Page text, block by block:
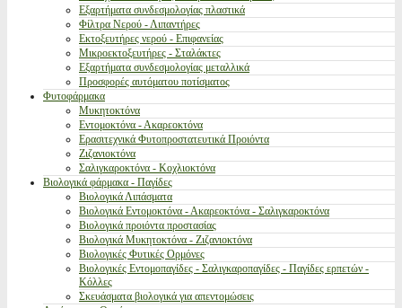
Εξαρτήματα συνδεσμολογίας πλαστικά
Φίλτρα Νερού - Λιπαντήρες
Εκτοξευτήρες νερού - Επιφανείας
Μικροεκτοξευτήρες - Σταλάκτες
Εξαρτήματα συνδεσμολογίας μεταλλικά
Προσφορές αυτόματου ποτίσματος
Φυτοφάρμακα
Μυκητοκτόνα
Εντομοκτόνα - Ακαρεοκτόνα
Ερασιτεχνικά Φυτοπροστατευτικά Προιόντα
Ζιζανιοκτόνα
Σαλιγκαροκτόνα - Κοχλιοκτόνα
Βιολογικά φάρμακα - Παγίδες
Βιολογικά Λιπάσματα
Βιολογικά Εντομοκτόνα - Ακαρεοκτόνα - Σαλιγκαροκτόνα
Βιολογικά προιόντα προστασίας
Βιολογικά Μυκητοκτόνα - Ζιζανιοκτόνα
Βιολογικές Φυτικές Ορμόνες
Βιολογικές Εντομοπαγίδες - Σαλιγκαροπαγίδες - Παγίδες ερπετών -
Κόλλες
Σκευάσματα βιολογικά για απεντομώσεις